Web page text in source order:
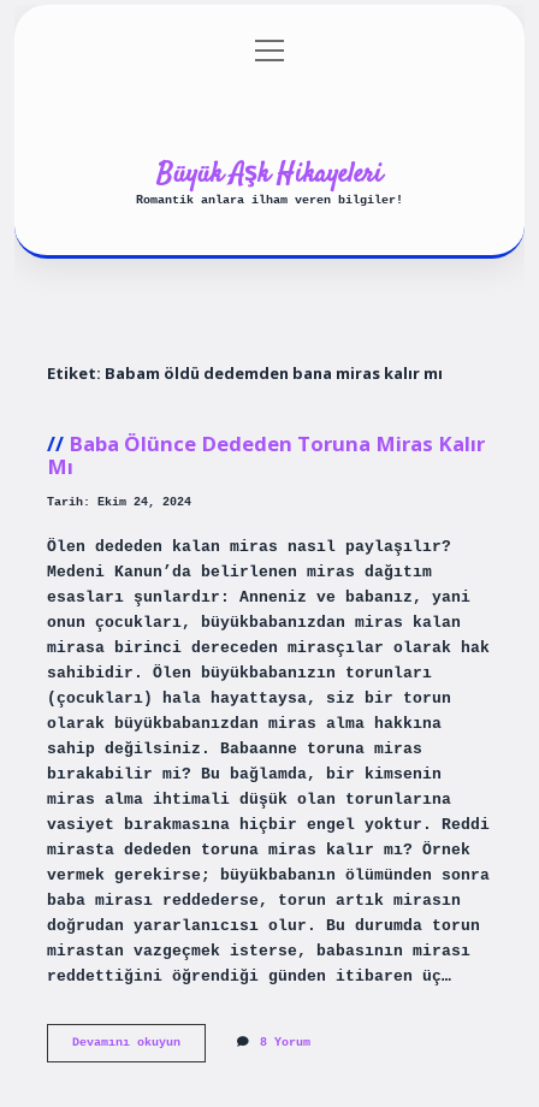
Gizlilik Politikası
menüyü
aç
Büyük Aşk Hikayeleri
Romantik anlara ilham veren bilgiler!
Etiket: Babam öldü dedemden bana miras kalır mı
Baba Ölünce Dededen Toruna Miras Kalır
Mı
Tarih: Ekim 24, 2024
Ölen dededen kalan miras nasıl paylaşılır?
Medeni Kanun’da belirlenen miras dağıtım
esasları şunlardır: Anneniz ve babanız, yani
onun çocukları, büyükbabanızdan miras kalan
mirasa birinci dereceden mirasçılar olarak hak
sahibidir. Ölen büyükbabanızın torunları
(çocukları) hala hayattaysa, siz bir torun
olarak büyükbabanızdan miras alma hakkına
sahip değilsiniz. Babaanne toruna miras
bırakabilir mi? Bu bağlamda, bir kimsenin
miras alma ihtimali düşük olan torunlarına
vasiyet bırakmasına hiçbir engel yoktur. Reddi
mirasta dededen toruna miras kalır mı? Örnek
vermek gerekirse; büyükbabanın ölümünden sonra
baba mirası reddederse, torun artık mirasın
doğrudan yararlanıcısı olur. Bu durumda torun
mirastan vazgeçmek isterse, babasının mirası
reddettiğini öğrendiği günden itibaren üç…
Devamını okuyunBaba
8 Yorum